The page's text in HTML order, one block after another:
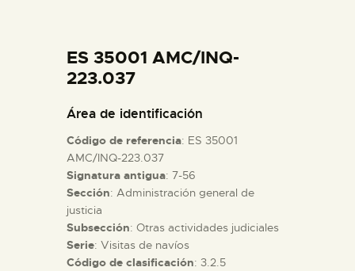
COLECCIONES
ESPAÑOL
PREPARAR LA VISITA
ACTIVIDADES
ES 35001 AMC/INQ-
223.037
Área de identificación
Código de referencia: ES 35001
AMC/INQ-223.037
Signatura antigua: 7-56
Sección: Administración general de
justicia
Subsección: Otras actividades judiciales
Serie: Visitas de navíos
Código de clasificación: 3.2.5